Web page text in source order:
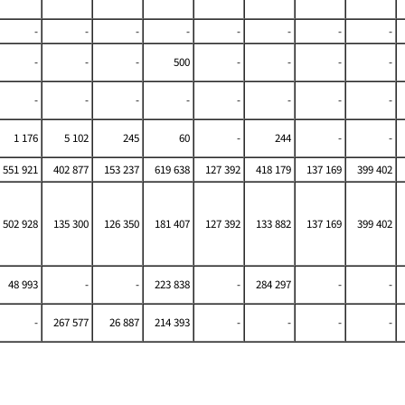
- - - - - - -
-
- - - 500 - - -
-
- - - - - - -
-
1 176 5 102 245 60 - 244 -
-
551 921 402 877 153 237 619 638 127 392 418 179 137 169
399 402
502 928 135 300 126 350 181 407 127 392 133 882 137 169 399 402
48 993 - - 223 838 - 284 297 -
-
- 267 577 26 887 214 393 - - - -